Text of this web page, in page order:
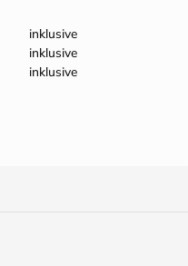
inklusive
inklusive
inklusive